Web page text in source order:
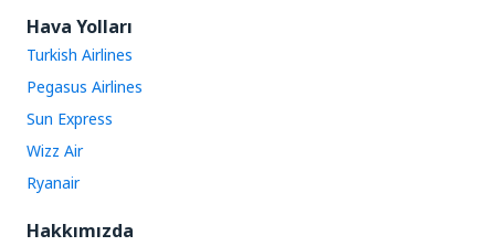
Hava Yolları
Turkish Airlines
Pegasus Airlines
Sun Express
Wizz Air
Ryanair
Hakkımızda